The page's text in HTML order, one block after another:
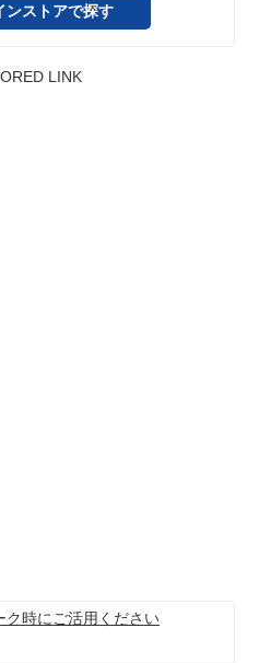
ンストアで探す
LINK
ク時にご活用ください